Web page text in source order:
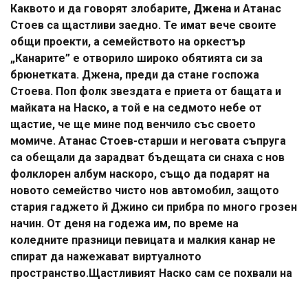
Каквото и да говорят злобарите, Джена и Атанас
Стоев са щастливи заедно. Те имат вече своите
общи проекти, а семейството на оркестър
„Канарите” е отворило широко обятията си за
брюнетката. Джена, преди да стане госпожа
Стоева. Поп фолк звездата е приета от бащата и
майката на Наско, а той е на седмото небе от
щастие, че ще мине под венчило със своето
момиче. Атанас Стоев-старши и неговата съпруга
са обещали да зарадват бъдещата си снаха с нов
фолклорен албум наскоро, също да подарят на
новото семейство чисто нов автомобил, защото
стария гаджето й Джино си прибра по много грозен
начин. От деня на годежа им, по време на
коледните празници певицата и малкия канар не
спират да нажежават виртуалното
пространство.Щастливият Наско сам се похвали на